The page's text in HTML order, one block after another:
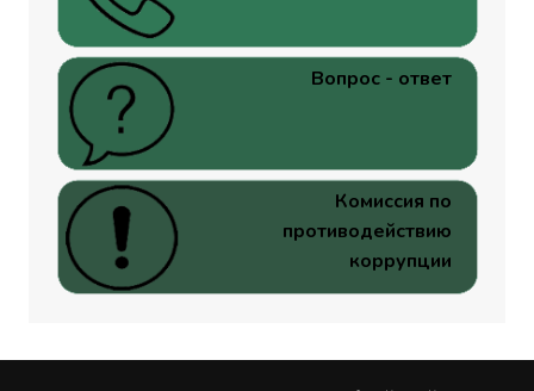
Вопрос - ответ
Комиссия по
противодействию
коррупции